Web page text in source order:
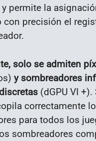
permite la
con precisión el
solo se admiten
y sombreadores
(dGPU VI
correctamente
para todos los
sombreadores